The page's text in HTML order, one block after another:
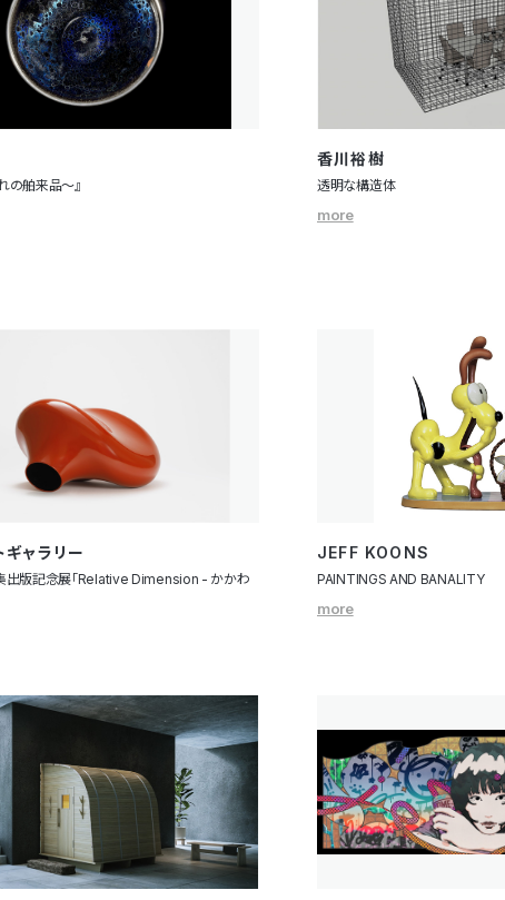
の舶来品～』
香川裕樹
透明な構造体
more
ギャラリー
出版記念展「Relative Dimension - かかわ
JEFF KOONS
PAINTINGS AND BANALITY
more